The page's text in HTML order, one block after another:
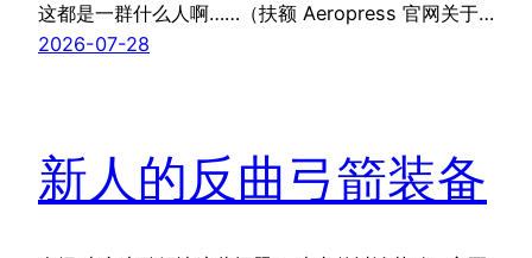
这都是一群什么人啊……（扶额 Aeropress 官网关于…
2026-07-28
新人的反曲弓箭装备